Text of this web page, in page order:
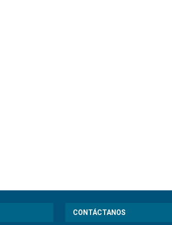
CONTÁCTANOS